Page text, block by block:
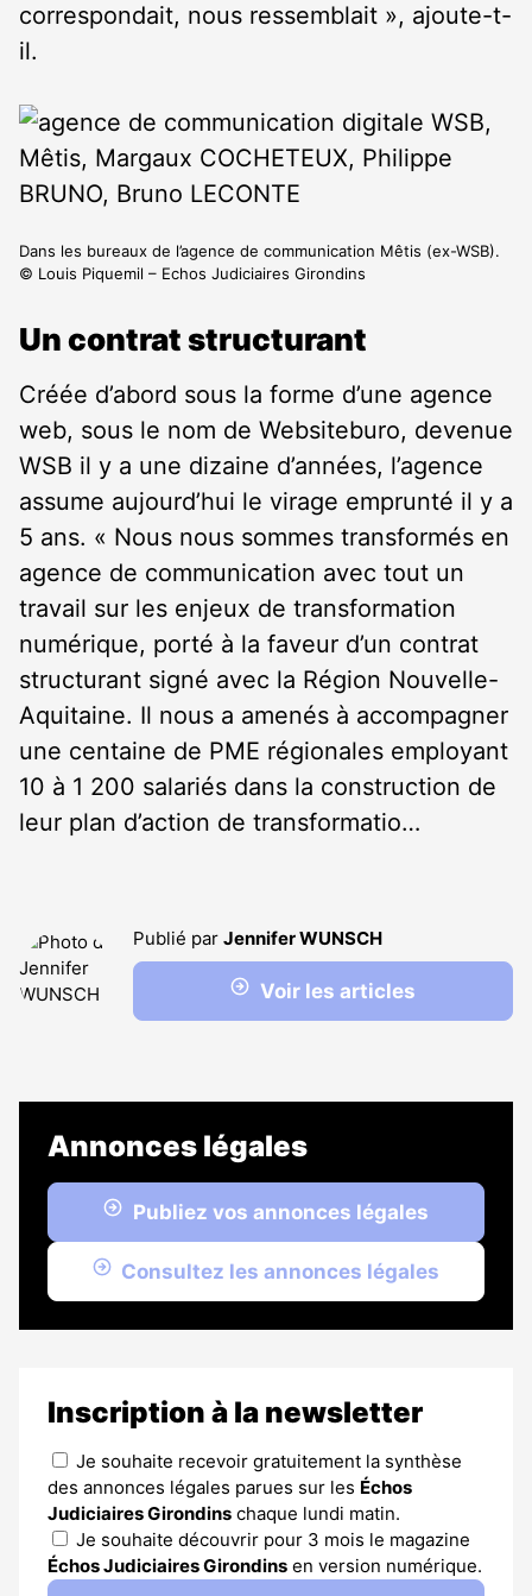
correspondait, nous ressemblait », ajoute-t-
il.
Dans les bureaux de l’agence de communication Mêtis (ex-WSB).
© Louis Piquemil – Echos Judiciaires Girondins
Un contrat structurant
Créée d’abord sous la forme d’une agence
web, sous le nom de Websiteburo, devenue
WSB il y a une dizaine d’années, l’agence
assume aujourd’hui le virage emprunté il y a
5 ans. « Nous nous sommes transformés en
agence de communication avec tout un
travail sur les enjeux de transformation
numérique, porté à la faveur d’un contrat
structurant signé avec la Région Nouvelle-
Aquitaine. Il nous a amenés à accompagner
une centaine de PME régionales employant
10 à 1 200 salariés dans la construction de
leur plan d’action de transformatio…
Publié par Jennifer WUNSCH
Voir les articles
Annonces légales
Publiez vos annonces légales
Consultez les annonces légales
Inscription à la newsletter
Je souhaite recevoir gratuitement la synthèse
des annonces légales parues sur les Échos
Judiciaires Girondins chaque lundi matin.
Je souhaite découvrir pour 3 mois le magazine
Échos Judiciaires Girondins en version numérique.